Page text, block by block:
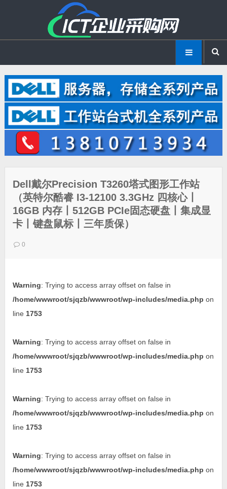
Dell戴尔Precision T3260塔式图形工作站
（英特尔酷睿 I3-12100 3.3GHz 四核心丨
16GB 内存丨512GB PCIe固态硬盘丨集成显
卡丨键盘鼠标丨三年质保）
0
Warning: Trying to access array offset on false in
/home/wwwroot/sjqzb/wwwroot/wp-includes/media.php on
line 1753
Warning: Trying to access array offset on false in
/home/wwwroot/sjqzb/wwwroot/wp-includes/media.php on
line 1753
Warning: Trying to access array offset on false in
/home/wwwroot/sjqzb/wwwroot/wp-includes/media.php on
line 1753
Warning: Trying to access array offset on false in
/home/wwwroot/sjqzb/wwwroot/wp-includes/media.php on
line 1753